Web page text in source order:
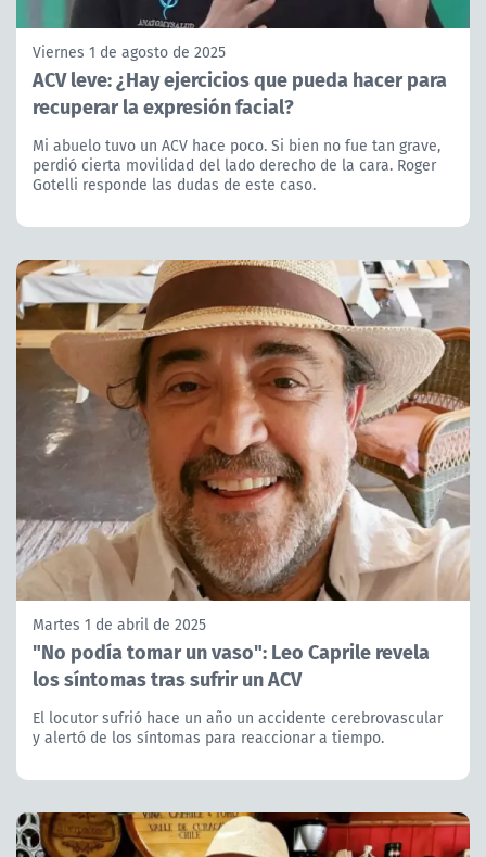
Viernes 1 de agosto de 2025
ACV leve: ¿Hay ejercicios que pueda hacer para
recuperar la expresión facial?
Mi abuelo tuvo un ACV hace poco. Si bien no fue tan grave,
perdió cierta movilidad del lado derecho de la cara. Roger
Gotelli responde las dudas de este caso.
Martes 1 de abril de 2025
"No podía tomar un vaso": Leo Caprile revela
los síntomas tras sufrir un ACV
El locutor sufrió hace un año un accidente cerebrovascular
y alertó de los síntomas para reaccionar a tiempo.